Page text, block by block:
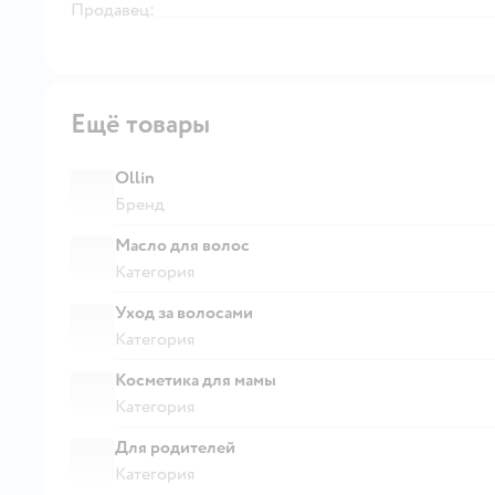
Продавец:
Ещё товары
Ollin
Бренд
Масло для волос
Категория
Уход за волосами
Категория
Косметика для мамы
Категория
Для родителей
Категория